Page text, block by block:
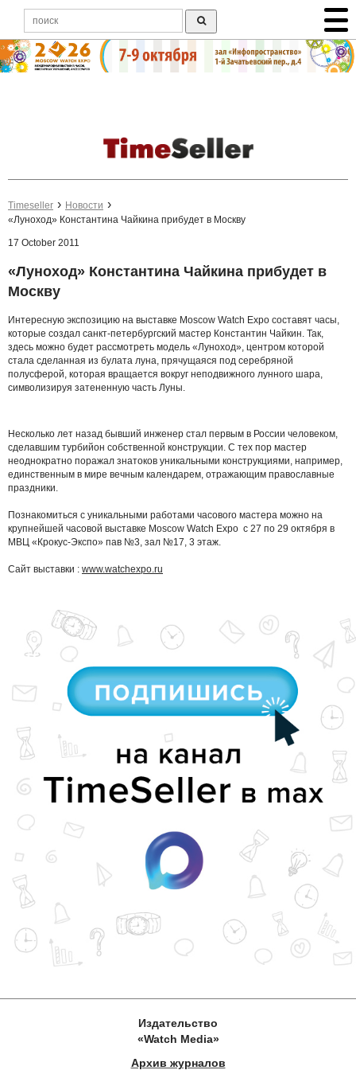
Timeseller
Новости
«Луноход» Константина Чайкина прибудет в Москву
17 October 2011
«Луноход» Константина Чайкина прибудет в
Москву
Интересную экспозицию на выставке Moscow Watch Expo составят часы,
которые создал санкт-петербургский мастер Константин Чайкин. Так,
здесь можно будет рассмотреть модель «Луноход», центром которой
стала сделанная из булата луна, прячущаяся под серебряной
полусферой, которая вращается вокруг неподвижного лунного шара,
символизируя затененную часть Луны.
Несколько лет назад бывший инженер стал первым в России человеком,
сделавшим турбийон собственной конструкции. С тех пор мастер
неоднократно поражал знатоков уникальными конструкциями, например,
единственным в мире вечным календарем, отражающим православные
праздники.
Познакомиться с уникальными работами часового мастера можно на
крупнейшей часовой выставке Moscow Watch Expo c 27 по 29 октября в
МВЦ «Крокус-Экспо» пав №3, зал №17, 3 этаж.
Сайт выставки : www.watchexpo.ru
Издательство
«Watch Media»
Архив журналов